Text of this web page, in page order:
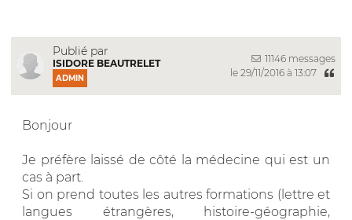
Publié par
ISIDORE BEAUTRELET
ADMIN
11146 messages
le 29/11/2016 à 13:07
Bonjour
Je préfère laissé de côté la médecine qui est un
cas à part.
Si on prend toutes les autres formations (lettre et
langues étrangères, histoire-géographie,